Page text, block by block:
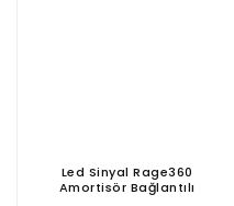
Led Sinyal Rage360
Amortisör Bağlantılı